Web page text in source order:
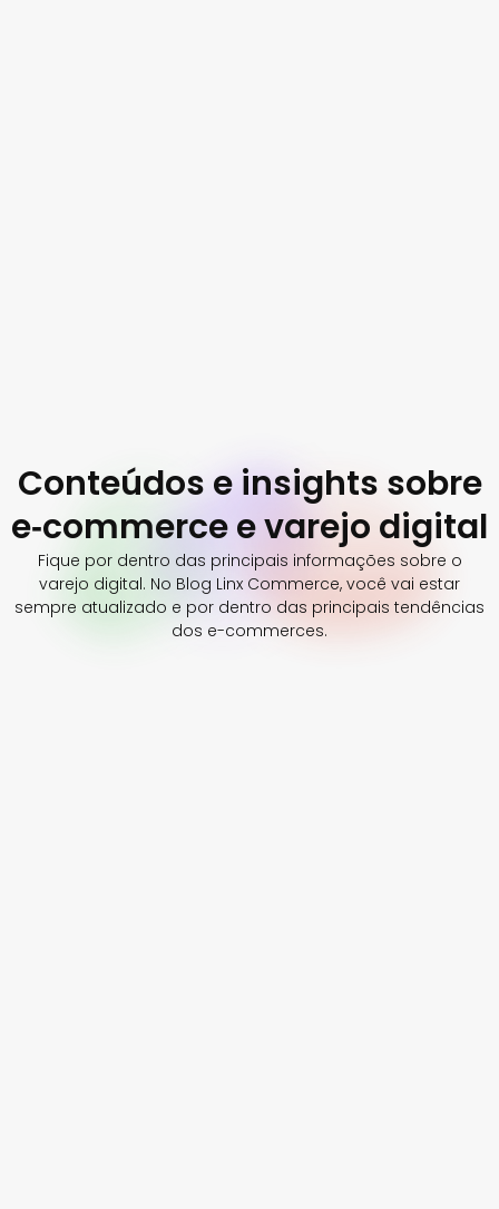
Conteúdos e insights sobre
e‑commerce e varejo digital
Fique por dentro das principais informações sobre o
varejo digital. No Blog Linx Commerce, você vai estar
sempre atualizado e por dentro das principais tendências
dos e-commerces.